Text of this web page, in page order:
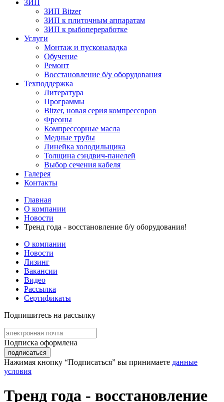
ЗИП
ЗИП Bitzer
ЗИП к плиточным аппаратам
ЗИП к рыбопереработке
Услуги
Монтаж и пусконаладка
Обучение
Ремонт
Восстановление б/у оборудования
Техподдержка
Литература
Программы
Bitzer, новая серия компрессоров
Фреоны
Компрессорные масла
Медные трубы
Линейка холодильщика
Толщина сэндвич-панелей
Выбор сечения кабеля
Галерея
Контакты
Главная
О компании
Новости
Тренд года - восстановление б/у оборудования!
О компании
Новости
Лизинг
Вакансии
Видео
Рассылка
Сертификаты
Подпишитесь на рассылку
Подписка оформлена
подписаться
Нажимая кнопку “Подписаться” вы принимаете данные
условия
Тренд года - восстановление